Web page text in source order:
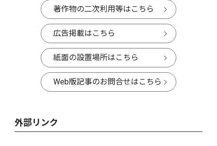
著作物の二次利用等はこちら
広告掲載はこちら
紙面の設置場所はこちら
Web版記事のお問合せはこちら
外部リンク